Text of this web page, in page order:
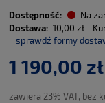
Dostępność: Na
Dostawa: 10,00 zł -
Cena nie zawiera
sprawdź formy
1 190,00 zł
zawiera 23% VAT, bez